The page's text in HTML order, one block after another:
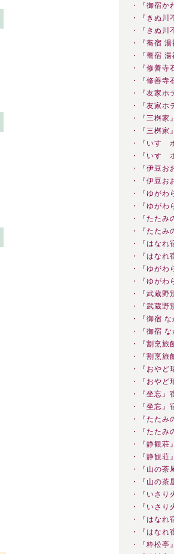
・『御宿か
・『きぬ川
・『きぬ川
・『蕎宿
・『蕎宿
・『修善寺
・『修善寺
・『友家ホ
・『友家ホ
・『三桝家
・『三桝家
・『いすゞ
・『いすゞ
・『伊豆お
・『伊豆お
・『ゆがわ
・『ゆがわ
・『たたみ
・『たたみ
・『はなれ
・『はなれ
・『ゆがわ
・『ゆがわ
・『武蔵野
・『武蔵野
・『御宿
・『御宿
・『割烹旅
・『割烹旅
・『おやど
・『おやど
・『坐忘』
・『坐忘』
・『たたみ
・『たたみ
・『静観荘
・『静観荘
・『山の茶
・『山の茶
・『いさり
・『いさり
・『はなれ
・『はなれ
・『粋松亭